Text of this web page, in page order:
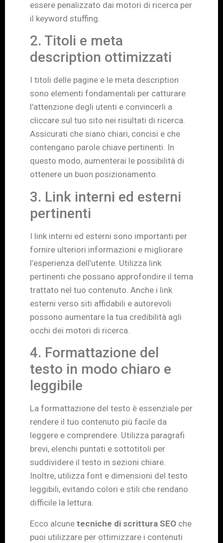
essere penalizzato dai motori di ricerca per
il keyword stuffing.
2. Titoli e meta
description ottimizzati
I titoli delle pagine e le meta description
sono elementi fondamentali per catturare
l’attenzione degli utenti e convincerli a
cliccare sul tuo sito nei risultati di ricerca.
Assicurati che siano chiari, concisi e che
contengano parole chiave pertinenti. In
questo modo, aumenterai le possibilità di
ottenere un buon posizionamento.
3. Link interni ed esterni
pertinenti
I link interni ed esterni sono importanti per
fornire ulteriori informazioni e migliorare
l’esperienza dell’utente. Utilizza link
pertinenti che possano approfondire il tema
trattato nel tuo contenuto. Anche i link
esterni verso siti affidabili e autorevoli
possono aumentare la tua credibilità agli
occhi dei motori di ricerca.
4. Formattazione del
testo in modo chiaro e
leggibile
La formattazione del testo è essenziale per
rendere il tuo contenuto più facile da
leggere e comprendere. Utilizza paragrafi
brevi, elenchi puntati e sottotitoli per
suddividere il testo in sezioni chiare.
Inoltre, utilizza font e dimensioni del testo
leggibili, evitando colori e stili che rendano
difficile la lettura.
Ecco alcune tecniche di scrittura SEO che
puoi utilizzare per ottimizzare i contenuti